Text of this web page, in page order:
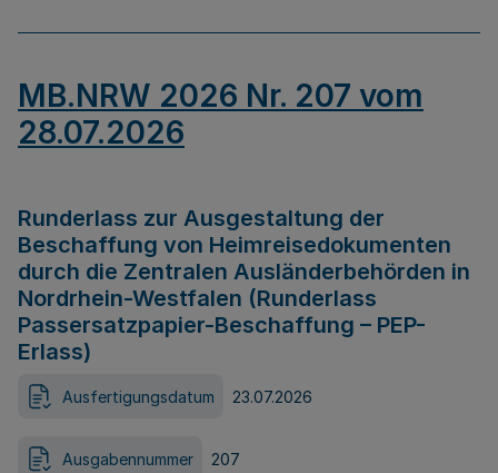
MB.NRW 2026 Nr. 207 vom
28.07.2026
Runderlass zur Ausgestaltung der
Beschaffung von Heimreisedokumenten
durch die Zentralen Ausländerbehörden in
Nordrhein-Westfalen (Runderlass
Passersatzpapier-Beschaffung – PEP-
Erlass)
Ausfertigungsdatum 23.07.2026
Ausgabennummer 207